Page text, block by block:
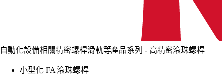
自動化設備相關精密螺桿滑軌等產品系列 - 高精密滾珠螺桿
小型化 FA 滾珠螺桿